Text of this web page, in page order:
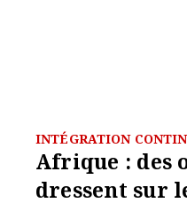
INTÉGRATION
Afrique : des
dressent sur